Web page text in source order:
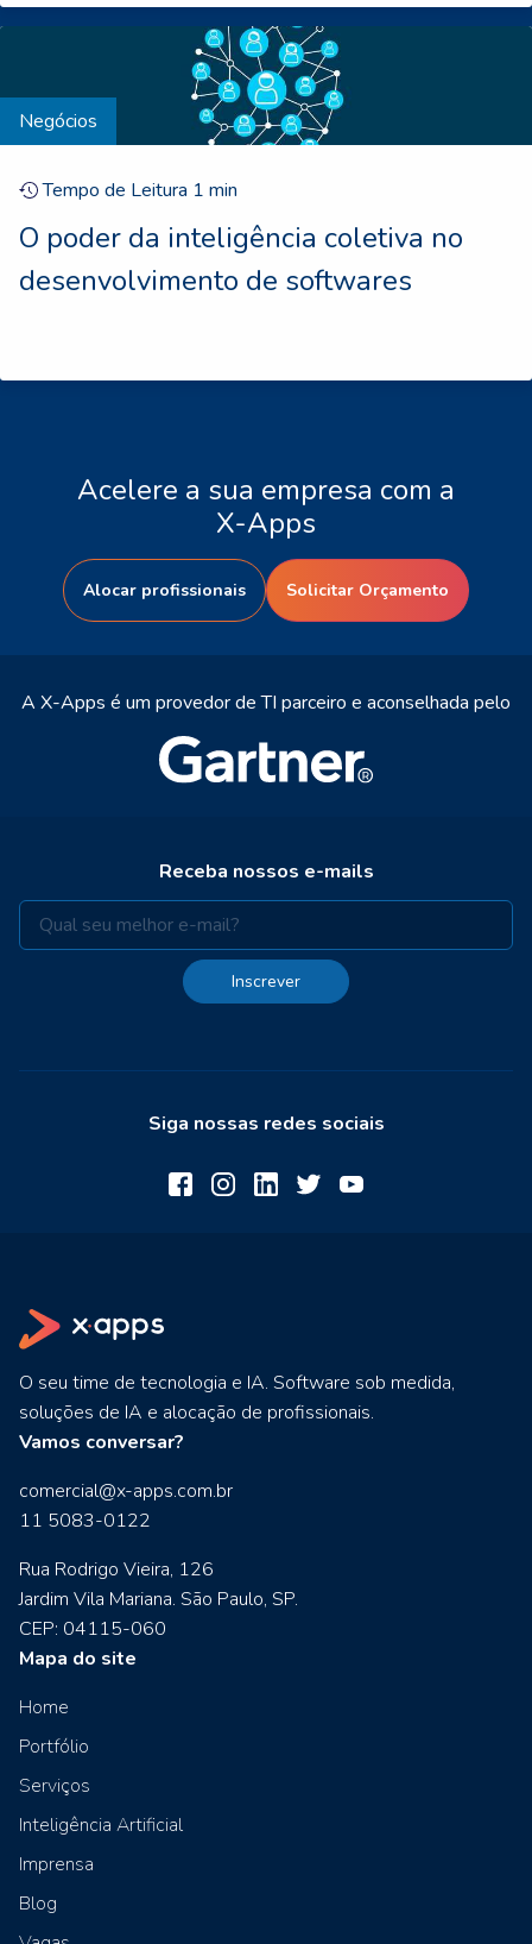
Negócios
Tempo de Leitura 1 min
O poder da inteligência coletiva no
desenvolvimento de softwares
Acelere a sua empresa com a
X-Apps
Alocar profissionais Solicitar Orçamento
A X-Apps é um provedor de TI parceiro e aconselhada pelo
Receba nossos e-mails
Inscrever
Siga nossas redes sociais
O seu time de tecnologia e IA. Software sob medida,
soluções de IA e alocação de profissionais.
Vamos conversar?
comercial@x-apps.com.br
11 5083-0122
Rua Rodrigo Vieira, 126
Jardim Vila Mariana. São Paulo, SP.
CEP: 04115-060
Mapa do site
Home
Portfólio
Serviços
Inteligência Artificial
Imprensa
Blog